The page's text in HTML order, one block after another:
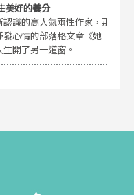
美好的養分
識的高人氣兩性作家，那
心情的部落格文章《她
開了另一道窗。